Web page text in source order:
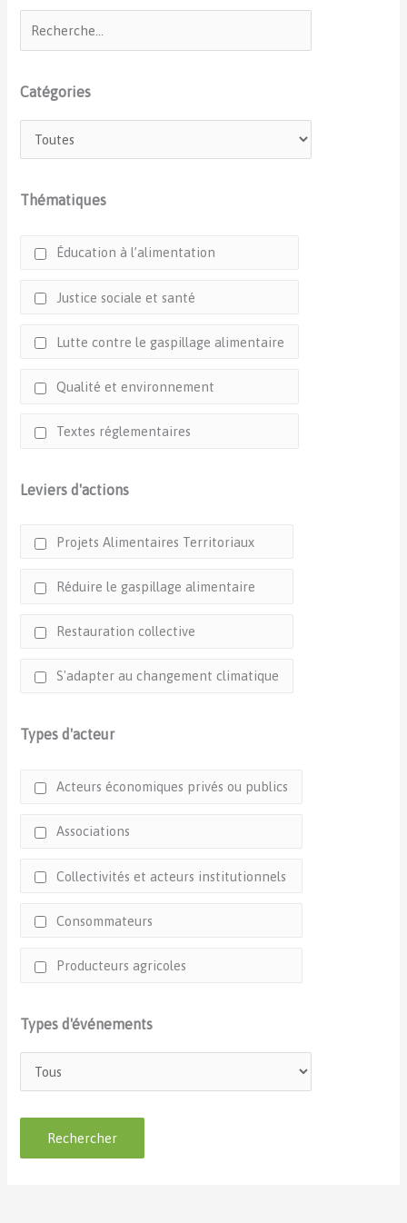
Catégories
Thématiques
Éducation à l’alimentation
Justice sociale et santé
Lutte contre le gaspillage alimentaire
Qualité et environnement
Textes réglementaires
Leviers d'actions
Projets Alimentaires Territoriaux
Réduire le gaspillage alimentaire
Restauration collective
S'adapter au changement climatique
Types d'acteur
Acteurs économiques privés ou publics
Associations
Collectivités et acteurs institutionnels
Consommateurs
Producteurs agricoles
Types d'événements